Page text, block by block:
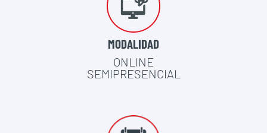
MODALIDAD
ONLINE
SEMIPRESENCIAL